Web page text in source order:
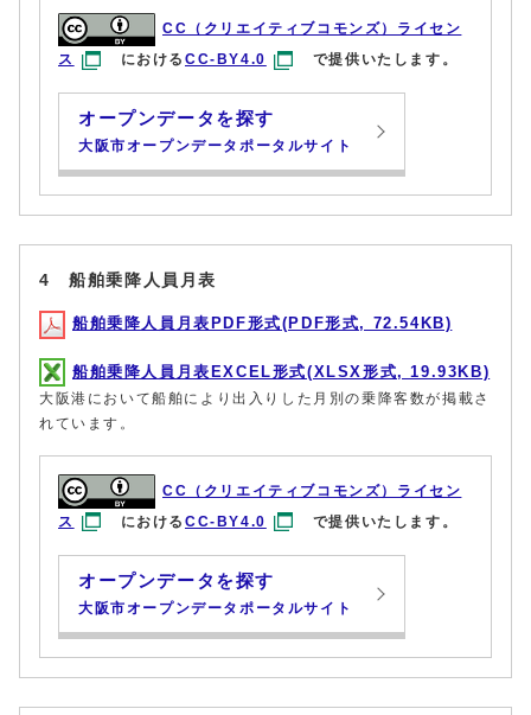
CC（クリエイティブコモンズ）ライセン
ス
におけるCC-BY4.0 で提供いたします。
オープンデータを探す
大阪市オープンデータポータルサイト
4 船舶乗降人員月表
船舶乗降人員月表PDF形式(PDF形式, 72.54KB)
船舶乗降人員月表EXCEL形式(XLSX形式, 19.93KB)
大阪港において船舶により出入りした月別の乗降客数が掲載さ
れています。
CC（クリエイティブコモンズ）ライセン
ス
におけるCC-BY4.0 で提供いたします。
オープンデータを探す
大阪市オープンデータポータルサイト